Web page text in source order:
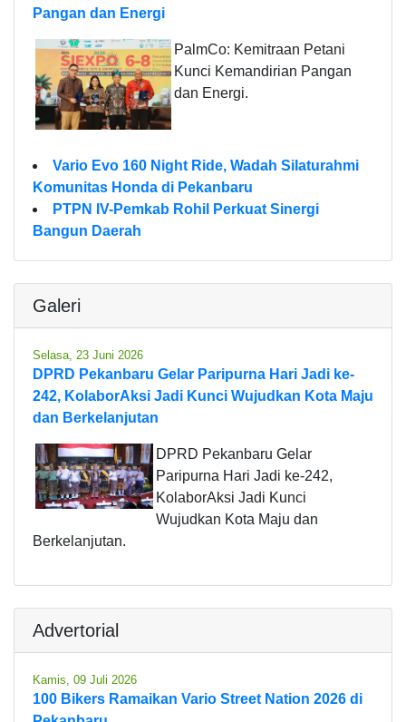
Pangan dan Energi
PalmCo: Kemitraan Petani
Kunci Kemandirian Pangan
dan Energi.
Vario Evo 160 Night Ride, Wadah Silaturahmi
Komunitas Honda di Pekanbaru
PTPN IV-Pemkab Rohil Perkuat Sinergi
Bangun Daerah
Galeri
Selasa, 23 Juni 2026
DPRD Pekanbaru Gelar Paripurna Hari Jadi ke-
242, KolaborAksi Jadi Kunci Wujudkan Kota Maju
dan Berkelanjutan
DPRD Pekanbaru Gelar
Paripurna Hari Jadi ke-242,
KolaborAksi Jadi Kunci
Wujudkan Kota Maju dan
Berkelanjutan.
Advertorial
Kamis, 09 Juli 2026
100 Bikers Ramaikan Vario Street Nation 2026 di